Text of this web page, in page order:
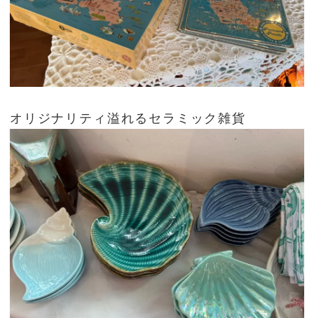
オリジナリティ溢れるセラミック雑貨